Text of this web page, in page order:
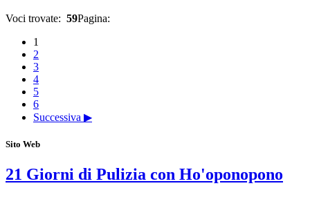
Voci trovate: 59Pagina:
1
2
3
4
5
6
Successiva ▶
Sito Web
21 Giorni di Pulizia con Ho'oponopono